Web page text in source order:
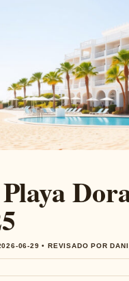
06-29 • REVISADO POR